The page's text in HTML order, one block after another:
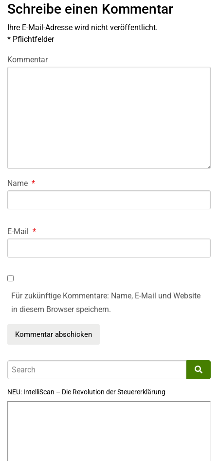
Schreibe einen Kommentar
Ihre E-Mail-Adresse wird nicht veröffentlicht.
* Pflichtfelder
Kommentar
Name *
E-Mail *
Für zukünftige Kommentare: Name, E-Mail und Website
in diesem Browser speichern.
NEU: IntelliScan – Die Revolution der Steuererklärung